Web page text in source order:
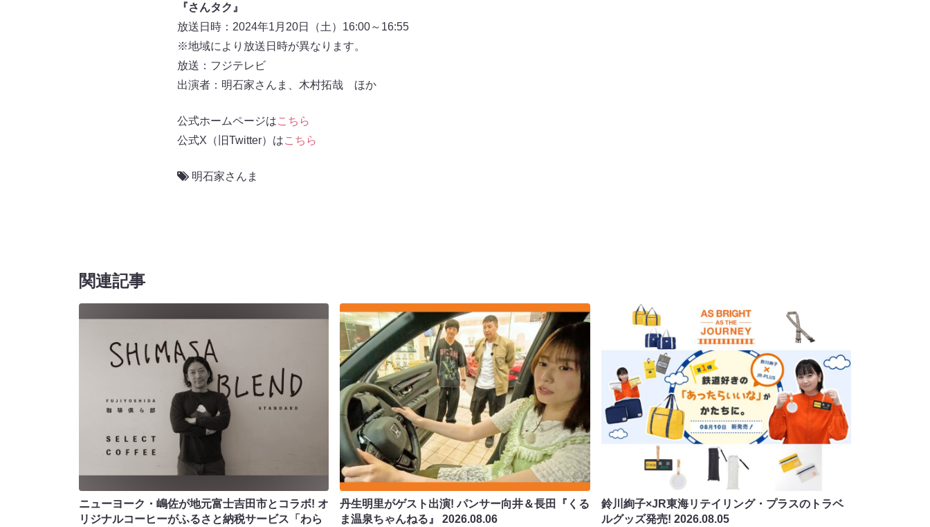
『さんタク』
放送日時：2024年1月20日（土）16:00～16:55
※地域により放送日時が異なります。
放送：フジテレビ
出演者：明石家さんま、木村拓哉 ほか
公式ホームページはこちら
公式X（旧Twitter）はこちら
明石家さんま
関連記事
ニューヨーク・嶋佐が地元富士吉田市とコラボ! オ
リジナルコーヒーがふるさと納税サービス「わら
丹生明里がゲスト出演! パンサー向井＆長田『くる
ま温泉ちゃんねる』2026.08.06
鈴川絢子×JR東海リテイリング・プラスのトラベ
ルグッズ発売! 2026.08.05